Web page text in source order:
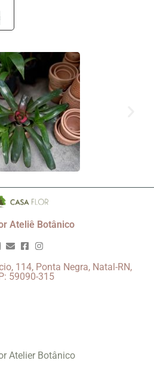
Ateliê Botânico
114, Ponta Negra, Natal-RN,
59090-315
Atelier Botânico